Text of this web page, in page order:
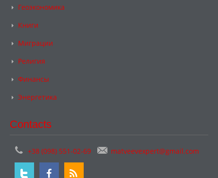
Геоэкономика
Книги
Миграции
Религия
Финансы
Энергетика
Contacts
+38 (098) 551-02-69 matveevexpert@gmail.com